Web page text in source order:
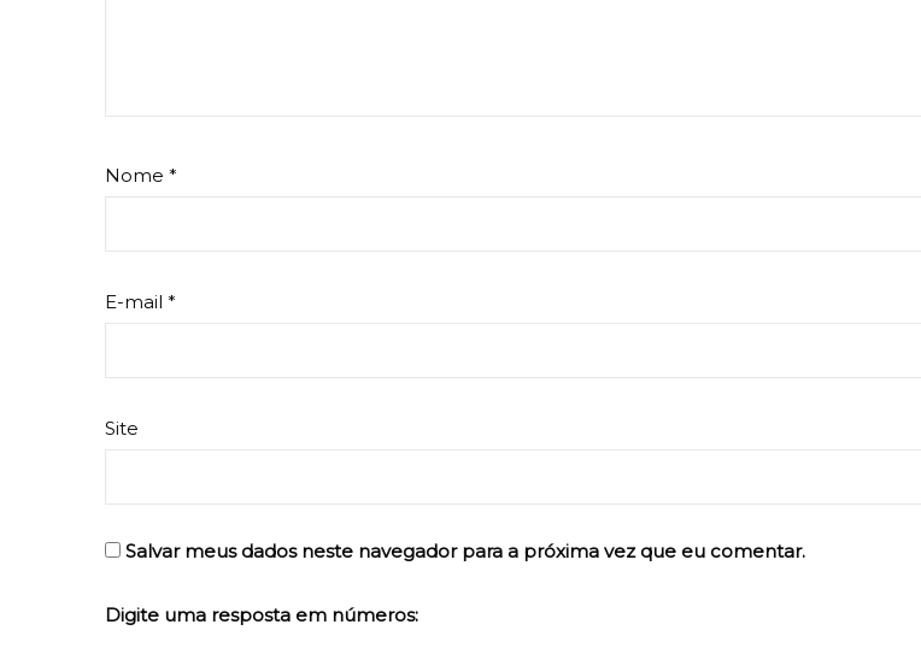
Nome *
E-mail *
Site
Salvar meus dados neste navegador para a próxima vez que eu comentar.
Digite uma resposta em números: